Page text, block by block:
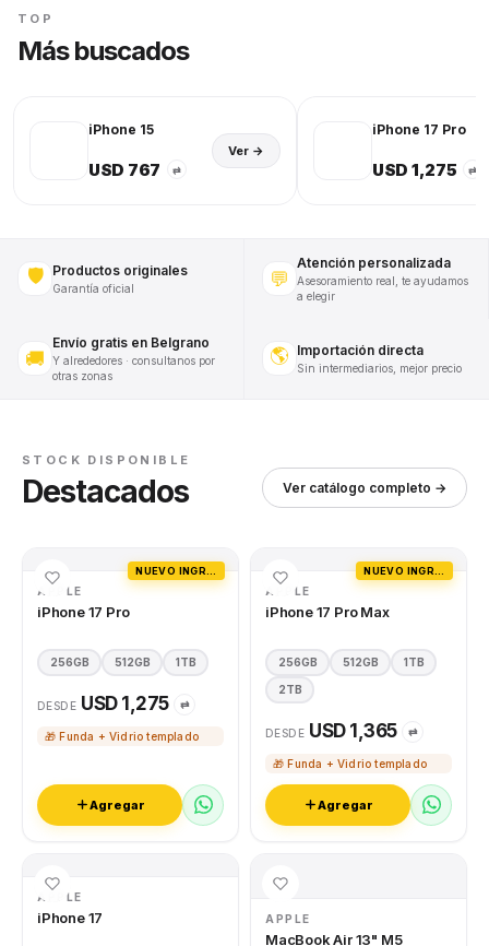
TOP
Más buscados
iPhone 15
USD 767 ⇄
Ver →
iPhone 17 Pro
USD 1,275 ⇄
🛡️ Productos originales
Garantía oficial 💬
Atención personalizada
Asesoramiento real, te ayudamos
a elegir
🚚
Envío gratis en Belgrano
Y alrededores · consultanos por
otras zonas
🌎 Importación directa
Sin intermediarios, mejor precio
STOCK DISPONIBLE
Destacados Ver catálogo completo →
APPLE
iPhone 17 Pro
256GB 512GB 1TB
DESDE USD 1,275 ⇄
🎁 Funda + Vidrio templado
Agregar
APPLE
iPhone 17 Pro Max
256GB 512GB 1TB
2TB
DESDE USD 1,365 ⇄
🎁 Funda + Vidrio templado
Agregar
APPLE
iPhone 17 APPLE
MacBook Air 13" M5